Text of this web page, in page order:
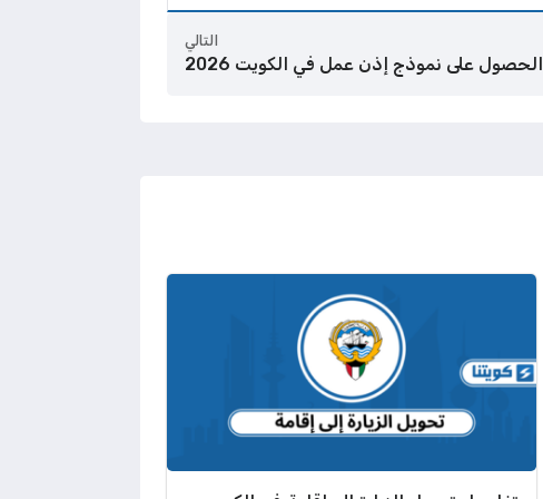
التالي
الحصول على نموذج إذن عمل في الكويت 2026